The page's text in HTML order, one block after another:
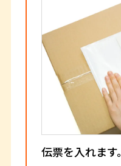
伝票を入れます。